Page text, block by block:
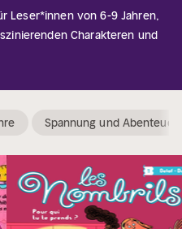
Leser*innen von 6-9 Jahren,
Charakteren und
Spannung und